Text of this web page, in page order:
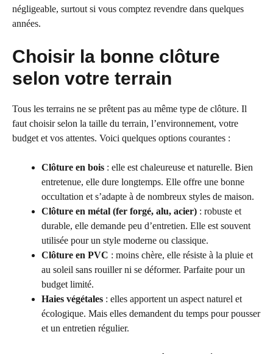
négligeable, surtout si vous comptez revendre dans quelques
années.
Choisir la bonne clôture
selon votre terrain
Tous les terrains ne se prêtent pas au même type de clôture. Il
faut choisir selon la taille du terrain, l’environnement, votre
budget et vos attentes. Voici quelques options courantes :
Clôture en bois : elle est chaleureuse et naturelle. Bien
entretenue, elle dure longtemps. Elle offre une bonne
occultation et s’adapte à de nombreux styles de maison.
Clôture en métal (fer forgé, alu, acier) : robuste et
durable, elle demande peu d’entretien. Elle est souvent
utilisée pour un style moderne ou classique.
Clôture en PVC : moins chère, elle résiste à la pluie et
au soleil sans rouiller ni se déformer. Parfaite pour un
budget limité.
Haies végétales : elles apportent un aspect naturel et
écologique. Mais elles demandent du temps pour pousser
et un entretien régulier.